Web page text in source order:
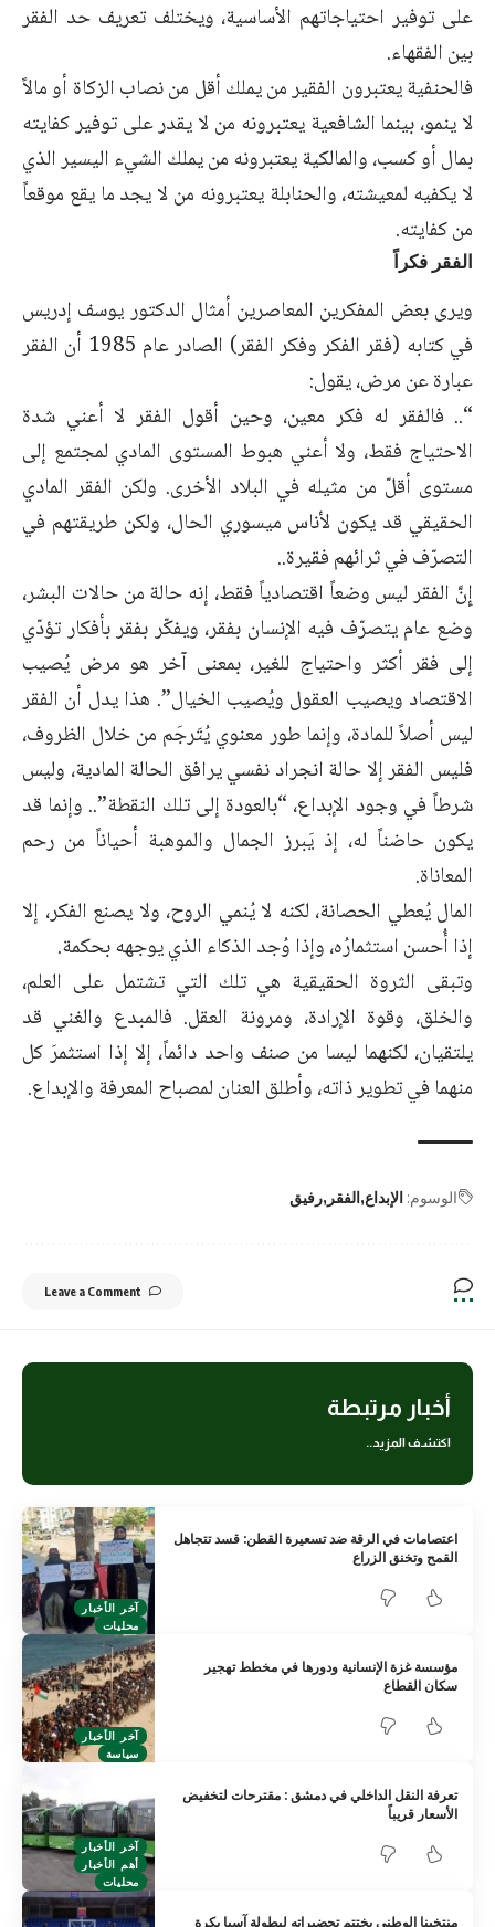
على توفير احتياجاتهم الأساسية، ويختلف تعريف حد الفقر
بين الفقهاء.
فالحنفية يعتبرون الفقير من يملك أقل من نصاب الزكاة أو مالاً
لا ينمو، بينما الشافعية يعتبرونه من لا يقدر على توفير كفايته
بمال أو كسب، والمالكية يعتبرونه من يملك الشيء اليسير الذي
لا يكفيه لمعيشته، والحنابلة يعتبرونه من لا يجد ما يقع موقعاً
من كفايته.
الفقر فكراً
ويرى بعض المفكرين المعاصرين أمثال الدكتور يوسف إدريس
في كتابه (فقر الفكر وفكر الفقر) الصادر عام 1985 أن الفقر
عبارة عن مرض، يقول:
“.. فالفقر له فكر معين، وحين أقول الفقر لا أعني شدة
الاحتياج فقط، ولا أعني هبوط المستوى المادي لمجتمع إلى
مستوى أقلّ من مثيله في البلاد الأخرى. ولكن الفقر المادي
الحقيقي قد يكون لأناس ميسوري الحال، ولكن طريقتهم في
التصرّف في ثرائهم فقيرة..
إِنَّ الفقر ليس وضعاً اقتصادياً فقط، إنه حالة من حالات البشر،
وضع عام يتصرّف فيه الإنسان بفقر، ويفكّر بفقر بأفكار تؤدّي
إلى فقر أكثر واحتياج للغير، بمعنى آخر هو مرض يُصيب
الاقتصاد ويصيب العقول ويُصيب الخيال”. هذا يدل أن الفقر
ليس أصلاً للمادة، وإنما طور معنوي يُتَرجَم من خلال الظروف،
فليس الفقر إلا حالة انجراد نفسي يرافق الحالة المادية، وليس
شرطاً في وجود الإبداع، “بالعودة إلى تلك النقطة”.. وإنما قد
يكون حاضناً له، إذ يَبرز الجمال والموهبة أحياناً من رحم
المعاناة.
المال يُعطي الحصانة، لكنه لا يُنمي الروح، ولا يصنع الفكر، إلا
إذا أُحسن استثمارُه، وإذا وُجد الذكاء الذي يوجهه بحكمة.
وتبقى الثروة الحقيقية هي تلك التي تشتمل على العلم،
والخلق، وقوة الإرادة، ومرونة العقل. فالمبدع والغني قد
يلتقيان، لكنهما ليسا من صنف واحد دائماً، إلا إذا استثمرَ كل
منهما في تطوير ذاته، وأطلق العنان لمصباح المعرفة والإبداع.
الوسوم: الإبداع الفقر رفيق
Leave a Comment
أخبار مرتبطة
اكتشف المزيد..
آخر الأخبار
محليات
اعتصامات في الرقة ضد تسعيرة القطن: قسد تتجاهل
القمح وتخنق الزراع
آخر الأخبار
سياسة
مؤسسة غزة الإنسانية ودورها في مخطط تهجير
سكان القطاع
آخر الأخبار
أهم الأخبار
محليات
تعرفة النقل الداخلي في دمشق : مقترحات لتخفيض
الأسعار قريباً
منتخبنا الوطني يختتم تحضيراته لبطولة آسيا بكرة